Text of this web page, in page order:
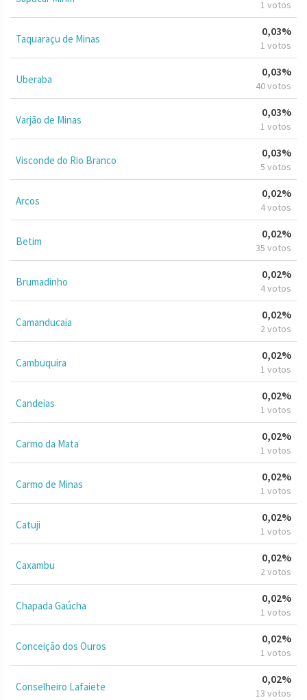
1 votos
Taquaraçu de Minas
0,03%
1 votos
Uberaba
0,03%
40 votos
Varjão de Minas
0,03%
1 votos
Visconde do Rio Branco
0,03%
5 votos
Arcos
0,02%
4 votos
Betim
0,02%
35 votos
Brumadinho
0,02%
4 votos
Camanducaia
0,02%
2 votos
Cambuquira
0,02%
1 votos
Candeias
0,02%
1 votos
Carmo da Mata
0,02%
1 votos
Carmo de Minas
0,02%
1 votos
Catuji
0,02%
1 votos
Caxambu
0,02%
2 votos
Chapada Gaúcha
0,02%
1 votos
Conceição dos Ouros
0,02%
1 votos
Conselheiro Lafaiete
0,02%
13 votos